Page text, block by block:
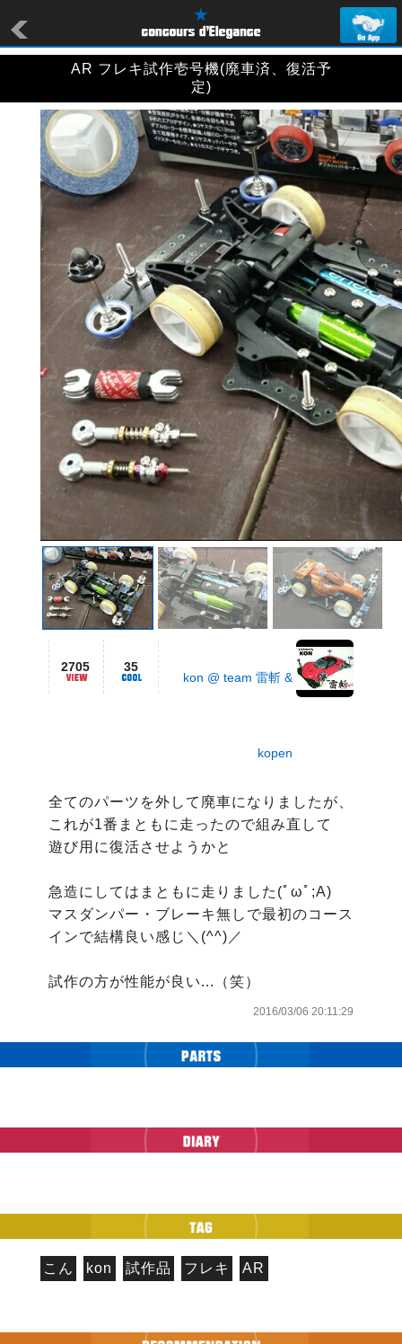
AR フレキ試作壱号機(廃車済、復活予
定)
2705 35
kon @ team 雷斬 &
kopen
全てのパーツを外して廃車になりましたが、
これが1番まともに走ったので組み直して
遊び用に復活させようかと
急造にしてはまともに走りました(ﾟωﾟ;A)
マスダンパー・ブレーキ無しで最初のコース
インで結構良い感じ＼(^^)／
試作の方が性能が良い...（笑）
2016/03/06 20:11:29
こん kon 試作品 フレキ AR